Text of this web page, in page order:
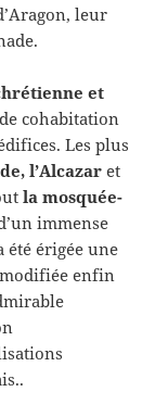
leur
et
cohabitation
Les plus
l’Alcazaret
la mosquée-
immense
été érigée une
enfin